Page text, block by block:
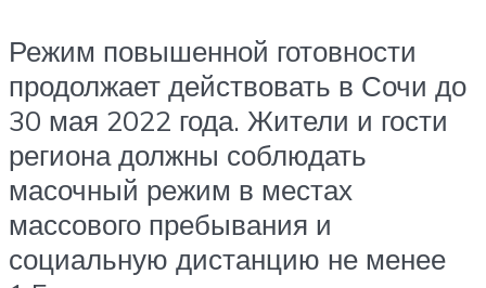
Режим повышенной готовности
продолжает действовать в Сочи до
30 мая 2022 года. Жители и гости
региона должны соблюдать
масочный режим в местах
массового пребывания и
социальную дистанцию не менее